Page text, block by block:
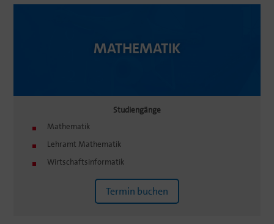
MATHE­MATIK
Studi­en­gänge
Mathe­matik
Lehramt Mathe­matik
Wirtschafts­in­for­matik
Termin buchen